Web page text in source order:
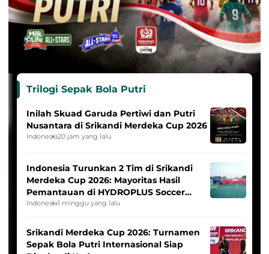
Trilogi Sepak Bola Putri
Inilah Skuad Garuda Pertiwi dan Putri
Nusantara di Srikandi Merdeka Cup 2026
Indonesia20 jam yang lalu
Indonesia Turunkan 2 Tim di Srikandi
Merdeka Cup 2026: Mayoritas Hasil
Pemantauan di HYDROPLUS Soccer
League
Indonesia1 minggu yang lalu
Srikandi Merdeka Cup 2026: Turnamen
Sepak Bola Putri Internasional Siap